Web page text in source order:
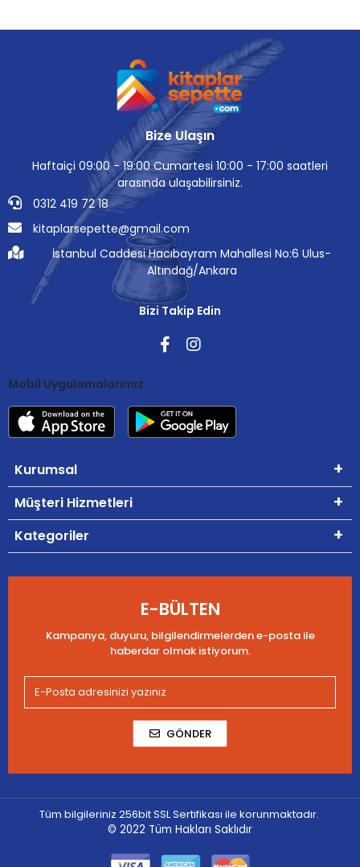
Bize Ulaşın
Haftaiçi 09:00 - 19:00 Cumartesi 10:00 - 17:00 saatleri
arasında ulaşabilirsiniz.
0312 419 72 18
kitaplarsepette@gmail.com
İstanbul Caddesi Hacıbayram Mahallesi No:6 Ulus-
Altındağ/Ankara
Bizi Takip Edin
Mobil Uygulamalarımız
Kurumsal
Müşteri Hizmetleri
Kategoriler
E-BÜLTEN
Kampanya, duyuru, bilgilendirmelerden e-posta ile
haberdar olmak istiyorum.
GÖNDER
Tüm bilgileriniz 256bit SSL Sertifikası ile korunmaktadır.
© 2022 Tüm Hakları Saklıdır